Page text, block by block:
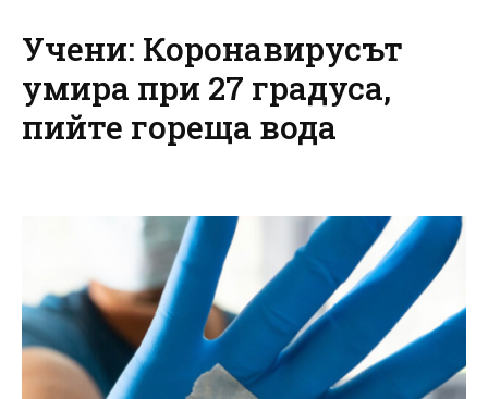
Учени: Коронавирусът
умира при 27 градуса​​​​​​,
пийте гореща вода